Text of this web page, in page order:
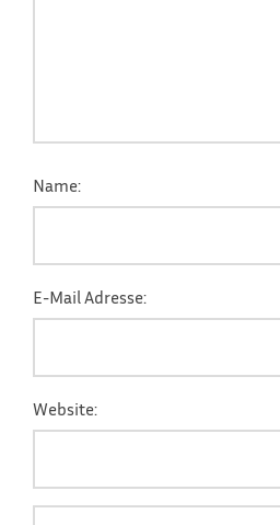
Name:
E-Mail Adresse:
Website: